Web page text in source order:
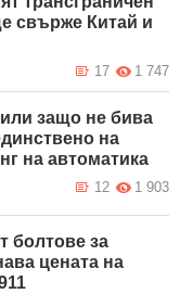
свърже Китай и
1 747
17
защо не бива
на
на автоматика
1 903
12
болтове за
цената на